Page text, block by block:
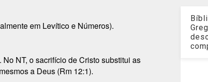
em Levítico e Números).
. No NT, o sacrifício de Cristo substitui as
a Deus (Rm 12:1).